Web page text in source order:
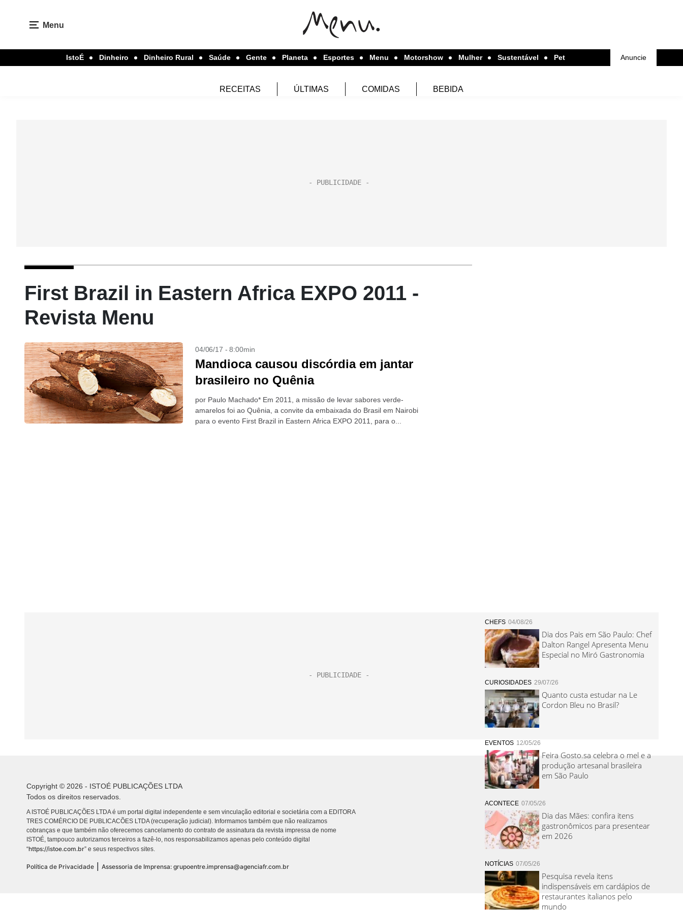
Menu
IstoÉ Dinheiro Dinheiro Rural Saúde Gente Planeta Esportes Menu Motorshow Mulher Sustentável Pet Anuncie
RECEITAS ÚLTIMAS COMIDAS BEBIDA
First Brazil in Eastern Africa EXPO 2011 -
Revista Menu
04/06/17 - 8:00min
Mandioca causou discórdia em jantar
brasileiro no Quênia
por Paulo Machado* Em 2011, a missão de levar sabores verde-
amarelos foi ao Quênia, a convite da embaixada do Brasil em Nairobi
para o evento First Brazil in Eastern Africa EXPO 2011, para o...
CHEFS 04/08/26
Dia dos Pais em São Paulo: Chef
Dalton Rangel Apresenta Menu
Especial no Miró Gastronomia
CURIOSIDADES 29/07/26
Quanto custa estudar na Le
Cordon Bleu no Brasil?
EVENTOS 12/05/26
Feira Gosto.sa celebra o mel e a
produção artesanal brasileira
em São Paulo
ACONTECE 07/05/26
Dia das Mães: confira itens
gastronômicos para presentear
em 2026
NOTÍCIAS 07/05/26
Pesquisa revela itens
indispensáveis em cardápios de
restaurantes italianos pelo
mundo
Copyright © 2026 - ISTOÉ PUBLICAÇÕES LTDA
Todos os direitos reservados.
A ISTOÉ PUBLICAÇÕES LTDA é um portal digital independente e sem vinculação editorial e societária com a EDITORA
TRES COMÉRCIO DE PUBLICACÕES LTDA (recuperação judicial). Informamos também que não realizamos
cobranças e que também não oferecemos cancelamento do contrato de assinatura da revista impressa de nome
ISTOÉ, tampouco autorizamos terceiros a fazê-lo, nos responsabilizamos apenas pelo conteúdo digital
“https://istoe.com.br” e seus respectivos sites.
Política de Privacidade Assessoria de Imprensa: grupoentre.imprensa@agenciafr.com.br